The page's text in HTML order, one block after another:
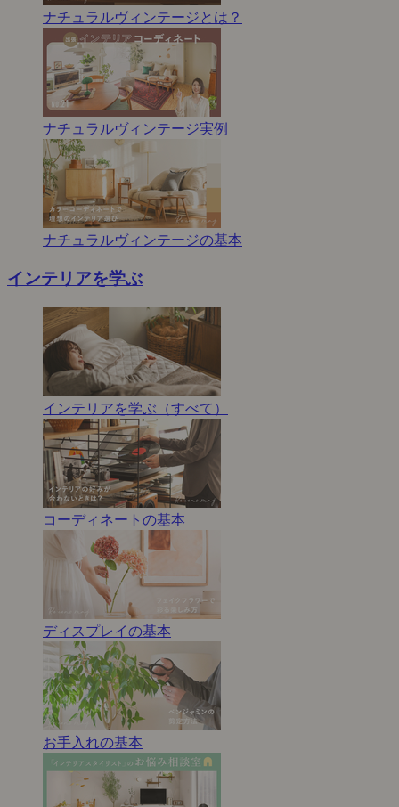
ナチュラルヴィンテージとは？
ナチュラルヴィンテージ実例
ナチュラルヴィンテージの基本
インテリアを学ぶ
インテリアを学ぶ（すべて）
コーディネートの基本
ディスプレイの基本
お手入れの基本